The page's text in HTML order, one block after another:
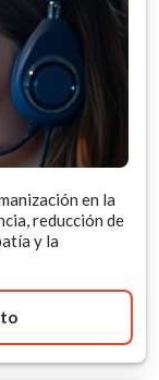
en la
reducción de
y la